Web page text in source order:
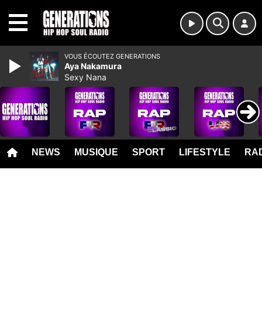
NEWS MUSIQUE SPORT LIFESTYLE
VOUS ÉCOUTEZ GENERATIONS
Aya Nakamura
Sexy Nana